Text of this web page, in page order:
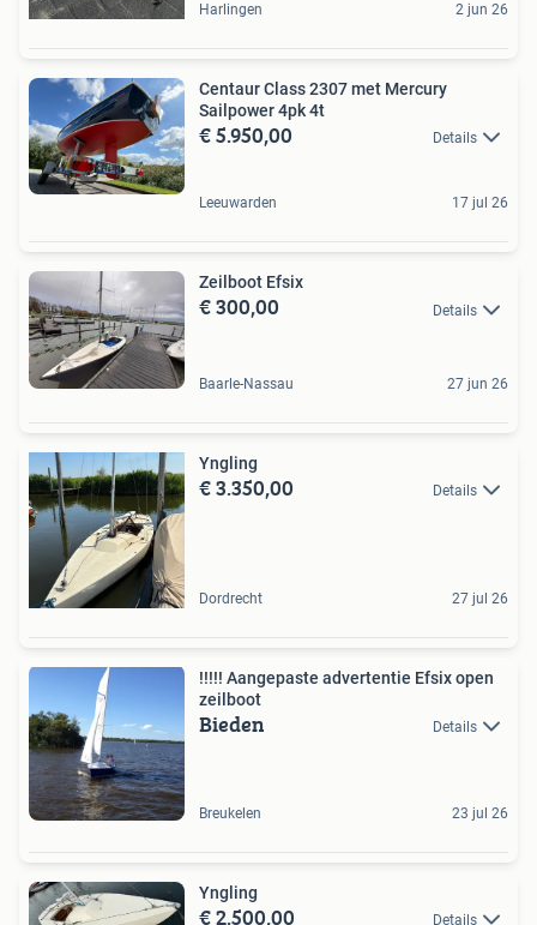
Harlingen 2 jun 26
Centaur Class 2307 met Mercury
Sailpower 4pk 4t
€ 5.950,00 Details
Leeuwarden 17 jul 26
Zeilboot Efsix
€ 300,00 Details
Baarle-Nassau 27 jun 26
Yngling
€ 3.350,00 Details
Dordrecht 27 jul 26
!!!!! Aangepaste advertentie Efsix open
zeilboot
Bieden Details
Breukelen 23 jul 26
Yngling
€ 2.500,00 Details